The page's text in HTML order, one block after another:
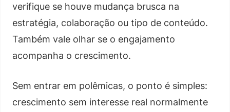
verifique se houve mudança brusca na
estratégia, colaboração ou tipo de conteúdo.
Também vale olhar se o engajamento
acompanha o crescimento.
Sem entrar em polêmicas, o ponto é simples:
crescimento sem interesse real normalmente